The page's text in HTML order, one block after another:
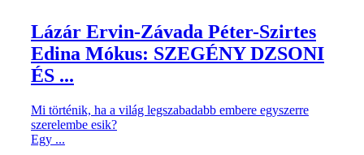
Lázár Ervin-Závada Péter-Szirtes
Edina Mókus: SZEGÉNY DZSONI
ÉS ...
Mi történik, ha a világ legszabadabb embere egyszerre
szerelembe esik?
Egy ...